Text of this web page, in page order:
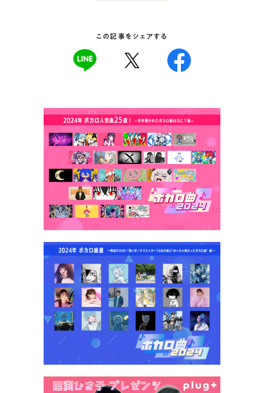
この記事をシェアする